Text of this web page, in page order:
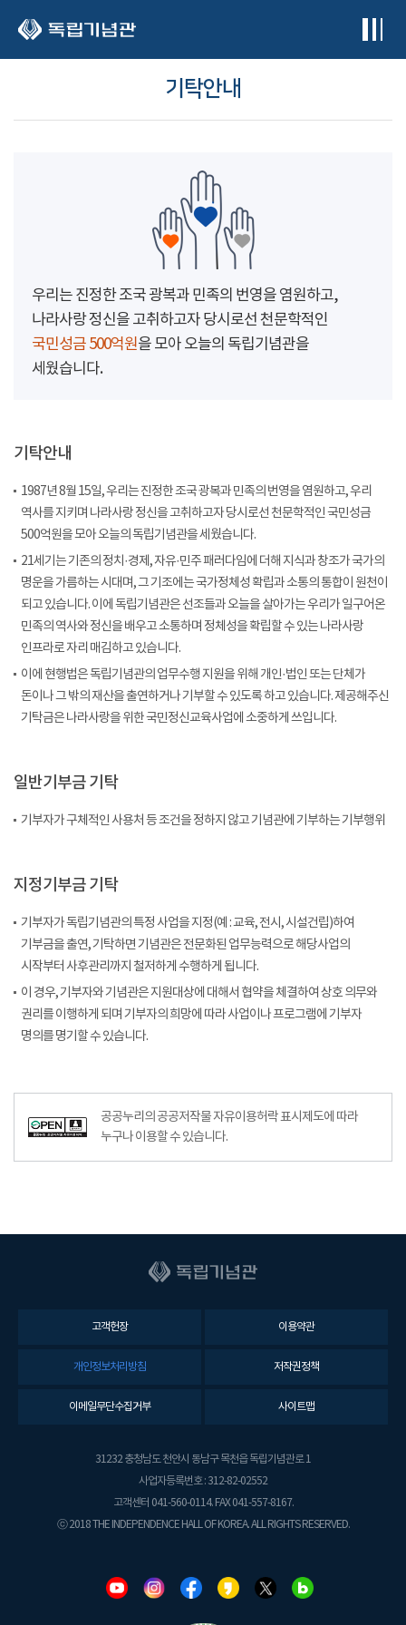
기탁안내
우리는 진정한 조국 광복과 민족의 번영을 염원하고,
나라사랑 정신을 고취하고자 당시로선 천문학적인
국민성금 500억원을 모아 오늘의 독립기념관을
세웠습니다.
기탁안내
1987년 8월 15일, 우리는 진정한 조국 광복과 민족의 번영을 염원하고, 우리
역사를 지키며 나라사랑 정신을 고취하고자 당시로선 천문학적인 국민성금
500억원을 모아 오늘의 독립기념관을 세웠습니다.
21세기는 기존의 정치·경제, 자유·민주 패러다임에 더해 지식과 창조가 국가의
명운을 가름하는 시대며, 그 기조에는 국가정체성 확립과 소통의 통합이 원천이
되고 있습니다. 이에 독립기념관은 선조들과 오늘을 살아가는 우리가 일구어온
민족의 역사와 정신을 배우고 소통하며 정체성을 확립할 수 있는 나라사랑
인프라로 자리 매김하고 있습니다.
이에 현행법은 독립기념관의 업무수행 지원을 위해 개인·법인 또는 단체가
돈이나 그 밖의 재산을 출연하거나 기부할 수 있도록 하고 있습니다. 제공해주신
기탁금은 나라사랑을 위한 국민정신교육사업에 소중하게 쓰입니다.
일반기부금 기탁
기부자가 구체적인 사용처 등 조건을 정하지 않고 기념관에 기부하는 기부행위
지정기부금 기탁
기부자가 독립기념관의 특정 사업을 지정(예 : 교육, 전시, 시설건립)하여
기부금을 출연, 기탁하면 기념관은 전문화된 업무능력으로 해당사업의
시작부터 사후관리까지 철저하게 수행하게 됩니다.
이 경우, 기부자와 기념관은 지원대상에 대해서 협약을 체결하여 상호 의무와
권리를 이행하게 되며 기부자의 희망에 따라 사업이나 프로그램에 기부자
명의를 명기할 수 있습니다.
공공누리공공저작물자유이용허락–출처표시이미지
공공누리의 공공저작물 자유이용허락 표시제도에 따라
누구나 이용할 수 있습니다.
고객헌장 이용약관
개인정보처리방침 저작권정책
이메일무단수집거부 사이트맵
31232 충청남도 천안시 동남구 목천읍 독립기념관로 1
사업자등록번호 : 312-82-02552
고객센터 041-560-0114. FAX 041-557-8167.
ⓒ 2018 THE INDEPENDENCE HALL OF KOREA. ALL RIGHTS RESERVED.